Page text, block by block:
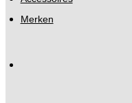
Merken